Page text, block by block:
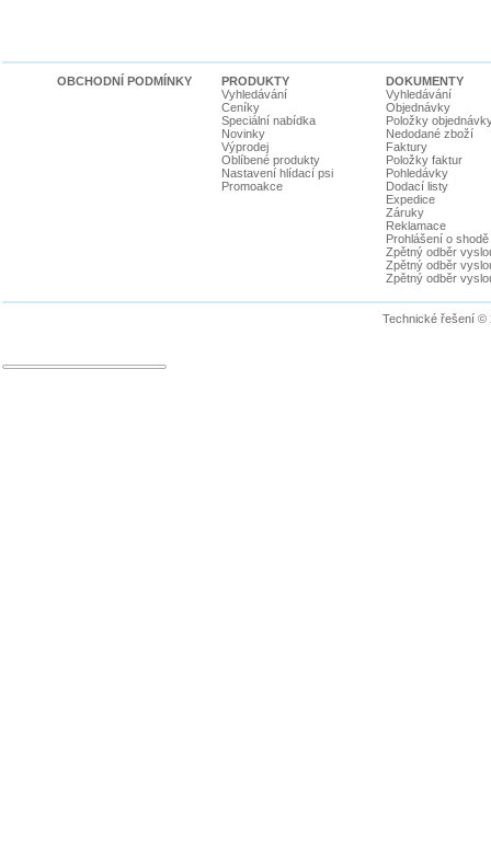
OBCHODNÍ PODMÍNKY
PRODUKTY
Vyhledávání
Ceníky
Speciální nabídka
Novinky
Výprodej
Oblíbené produkty
Nastavení hlídací psi
Promoakce
DOKUMENTY
Vyhledávání
Objednávky
Položky
Nedodané zboží
Faktury
Položky faktur
Pohledávky
Dodací listy
Expedice
Záruky
Reklamace
Prohlášení o shodě
Zpětný odběr
Zpětný odběr
Zpětný odběr
Technické řešení ©